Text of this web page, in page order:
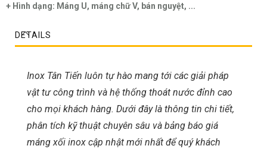
+ Hình dạng: Máng U, máng chữ V, bán nguyệt, ...
DETAILS
Inox Tân Tiến luôn tự hào mang tới các giải pháp
vật tư công trình và hệ thống thoát nước đỉnh cao
cho mọi khách hàng. Dưới đây là thông tin chi tiết,
phân tích kỹ thuật chuyên sâu và bảng báo giá
máng xối inox cập nhật mới nhất để quý khách